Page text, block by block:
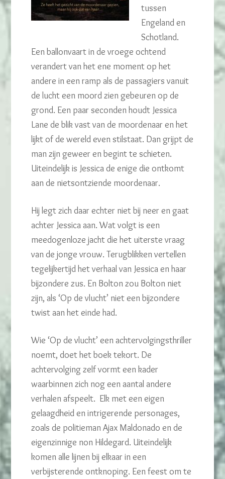
tussen
Engeland en
Schotland.
Een ballonvaart in de vroege ochtend
verandert van het ene moment op het
andere in een ramp als de passagiers vanuit
de lucht een moord zien gebeuren op de
grond. Een paar seconden houdt Jessica
Lane de blik vast van de moordenaar en het
lijkt of de wereld even stilstaat. Dan grijpt de
man zijn geweer en begint te schieten.
Uiteindelijk is Jessica de enige die ontkomt
aan de nietsontziende moordenaar.
Hij legt zich daar echter niet bij neer en gaat
achter Jessica aan. Wat volgt is een
meedogenloze jacht die het uiterste vraag
van de jonge vrouw. Terugblikken vertellen
tegelijkertijd het verhaal van Jessica en haar
bijzondere zus. En Bolton zou Bolton niet
zijn, als ‘Op de vlucht’ niet een bijzondere
twist aan het einde had.
Wie ‘Op de vlucht’ een achtervolgingsthriller
noemt, doet het boek tekort. De
achtervolging zelf vormt een kader
waarbinnen zich nog een aantal andere
verhalen afspeelt. Elk met een eigen
gelaagdheid en intrigerende personages,
zoals de politieman Ajax Maldonado en de
eigenzinnige non Hildegard. Uiteindelijk
komen alle lijnen bij elkaar in een
verbijsterende ontknoping. Een feest om te